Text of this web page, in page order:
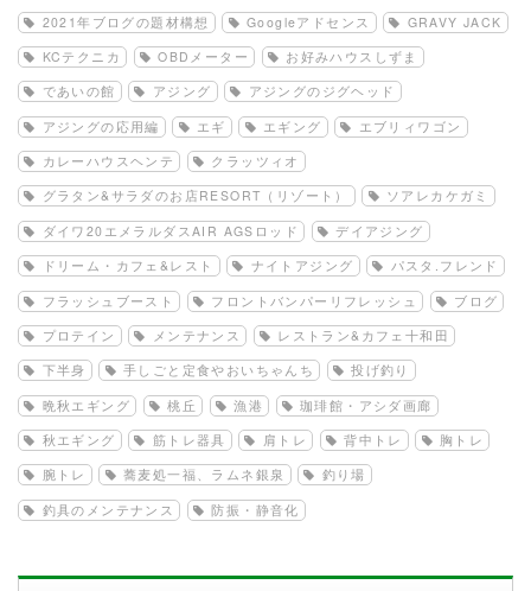
2021年ブログの題材構想 Googleアドセンス
GRAVY JACK
KCテクニカ
OBDメーター
お好みハウスしずま
であいの館
アジング
アジングのジグヘッド
アジングの応用編
エギ エギング
エブリィワゴン
カレーハウスヘンテ
クラッツィオ
グラタン&サラダのお店RESORT（リゾート）
ソアレカケガミ
ダイワ20エメラルダスAIR AGSロッド
デイアジング
ドリーム・カフェ&レスト
ナイトアジング
パスタ.フレンド
フラッシュブースト
フロントバンパーリフレッシュ
ブログ
プロテイン
メンテナンス
レストラン&カフェ十和田
下半身
手しごと定食やおいちゃんち
投げ釣り
晩秋エギング
桃丘 漁港
珈琲館・アシダ画廊
秋エギング
筋トレ器具 肩トレ 背中トレ
胸トレ
腕トレ
蕎麦処一福、ラムネ銀泉
釣り場
釣具のメンテナンス
防振・静音化